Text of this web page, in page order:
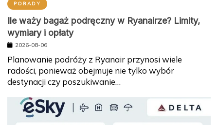
PORADY
Ile waży bagaż podręczny w Ryanairze? Limity,
wymiary i opłaty
2026-08-06
Planowanie podróży z Ryanair przynosi wiele
radości, ponieważ obejmuje nie tylko wybór
destynacji czy poszukiwanie…